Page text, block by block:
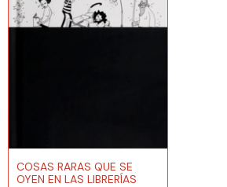
COSAS RARAS QUE SE
OYEN EN LAS LIBRERÍAS